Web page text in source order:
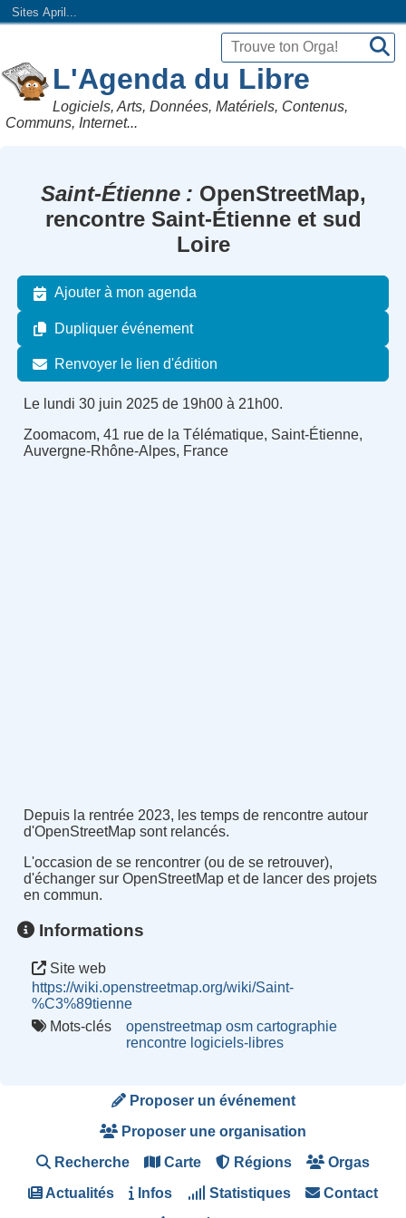
Sites April...
L'Agenda du Libre
Logiciels, Arts, Données, Matériels, Contenus,
Communs, Internet...
Saint-Étienne
OpenStreetMap,
rencontre Saint-Étienne et sud
Loire
Ajouter à mon agenda
Dupliquer événement
Renvoyer le lien d'édition
Le lundi 30 juin 2025 de 19h00 à 21h00.
Zoomacom, 41 rue de la Télématique, Saint-Étienne,
Auvergne-Rhône-Alpes, France
Depuis la rentrée 2023, les temps de rencontre autour
d'OpenStreetMap sont relancés.
L'occasion de se rencontrer (ou de se retrouver),
d'échanger sur OpenStreetMap et de lancer des projets
en commun.
Informations
Site web
https://wiki.openstreetmap.org/wiki/Saint-
%C3%89tienne
Mots-clés
openstreetmap osm cartographie
rencontre logiciels-libres
Proposer un événement
Proposer une organisation
Recherche Carte Régions Orgas
Actualités Infos Statistiques Contact